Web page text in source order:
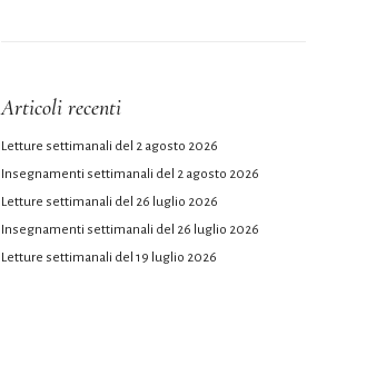
Articoli recenti
Letture settimanali del 2 agosto 2026
Insegnamenti settimanali del 2 agosto 2026
Letture settimanali del 26 luglio 2026
Insegnamenti settimanali del 26 luglio 2026
Letture settimanali del 19 luglio 2026